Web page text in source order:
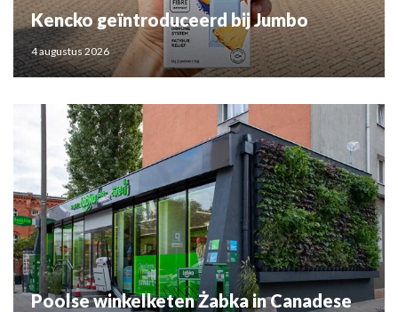
Kencko geïntroduceerd bij Jumbo
4 augustus 2026
Poolse winkelketen Żabka in Canadese